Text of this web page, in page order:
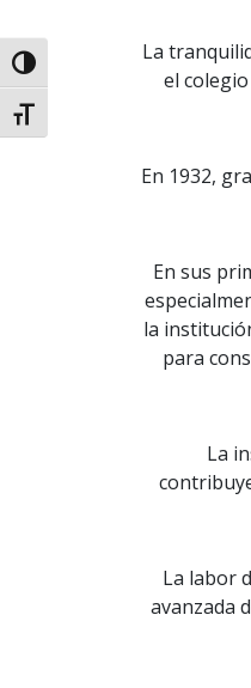
Alternar alto contraste
Alternar tamaño de letra
La
el
En 1932,
En sus
la
para
La
La labor
avanzada